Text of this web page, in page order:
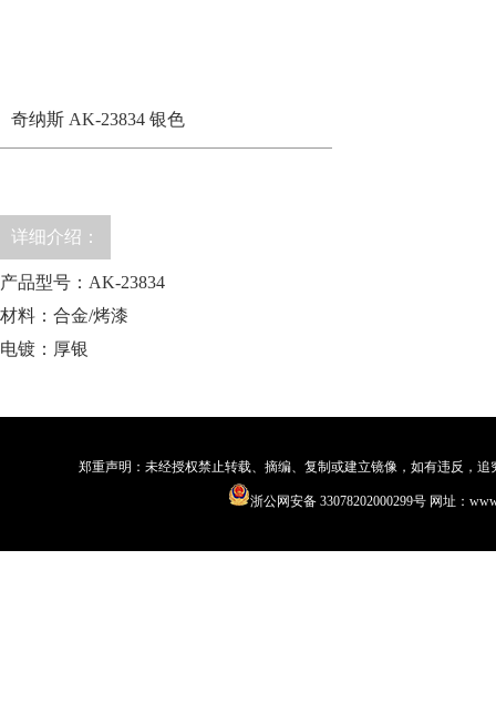
奇纳斯 AK-23834 银色
详细介绍：
产品型号：AK-23834
材料：合金/烤漆
电镀：厚银
郑重声明：未经授权禁止转载、摘编、复制或建立镜像，如有违反，
浙公网安备 33078202000299号 网址：